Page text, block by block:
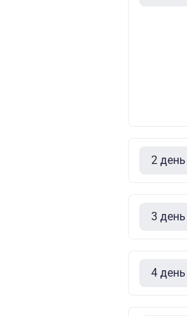
2 день
3 день
4 день